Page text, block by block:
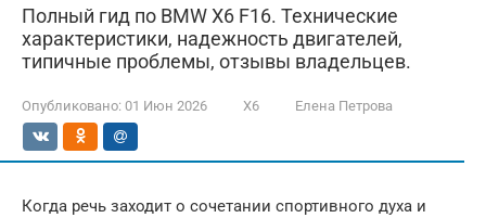
Полный гид по BMW X6 F16. Технические
характеристики, надежность двигателей,
типичные проблемы, отзывы владельцев.
Опубликовано: 01 Июн 2026 X6 Елена Петрова
Когда речь заходит о сочетании спортивного духа и